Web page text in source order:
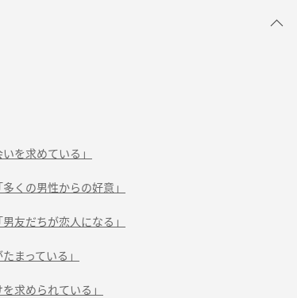
を求めている」
くの男性からの好意」
友だちが恋人になる」
まっている」
求められている」